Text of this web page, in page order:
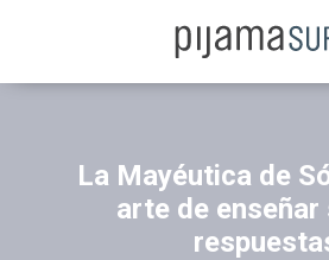
La Mayéutica de
arte de enseñar